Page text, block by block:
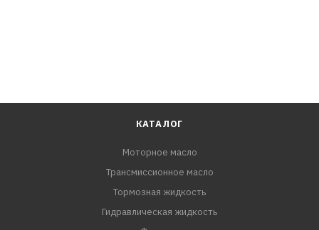
КАТАЛОГ
Моторное масло
Трансмиссионное масло
Тормозная жидкость
Гидравлическая жидкость